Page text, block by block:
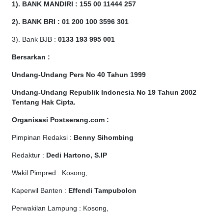
1). BANK MANDIRI : 155 00 11444 257
2). BANK BRI : 01 200 100 3596 301
3). Bank BJB : 0133 193 995 001
Bersarkan :
Undang-Undang Pers No 40 Tahun 1999
Undang-Undang Republik Indonesia No 19 Tahun 2002
Tentang Hak Cipta.
Organisasi Postserang.com :
Pimpinan Redaksi : Benny Sihombing
Redaktur : Dedi Hartono, S.IP
Wakil Pimpred : Kosong,
Kaperwil Banten : Effendi Tampubolon
Perwakilan Lampung : Kosong,